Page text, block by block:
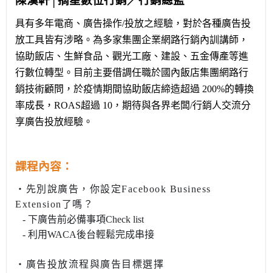
具有多年電商、廣告操作/投放之經驗， 對於各種廣告投
放工具皆有涉略。 為多家集團企業網路行銷內訓講師，
協助飯店、生鮮食品、觀光工廠、建設、五金傳產等進
行數位轉型。目前主要借調任職於國內飯店集團網路行
銷技術顧問，於疫情期間協助飯店締造超過 200%的轉換
率成長，ROAS超過 10，期待與各界老闆/行銷人交流分
享廣告投放經驗。
課程內容：
・先別說廣告，你設定Facebook Business
Extension了嗎？
- 下廣告前必備事項Check list
- 利用WACA後台輕鬆完成串接
・ 廣告投放流程與廣告目標選擇